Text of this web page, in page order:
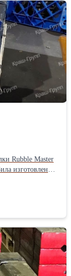
цены
оборудования.
деталь по
Наши инженеры
и исходя из
Rubble Master
изготовлены
и более раза.
завода
Европы.
российском